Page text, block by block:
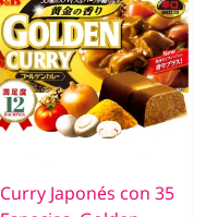
Curry Japonés con 35